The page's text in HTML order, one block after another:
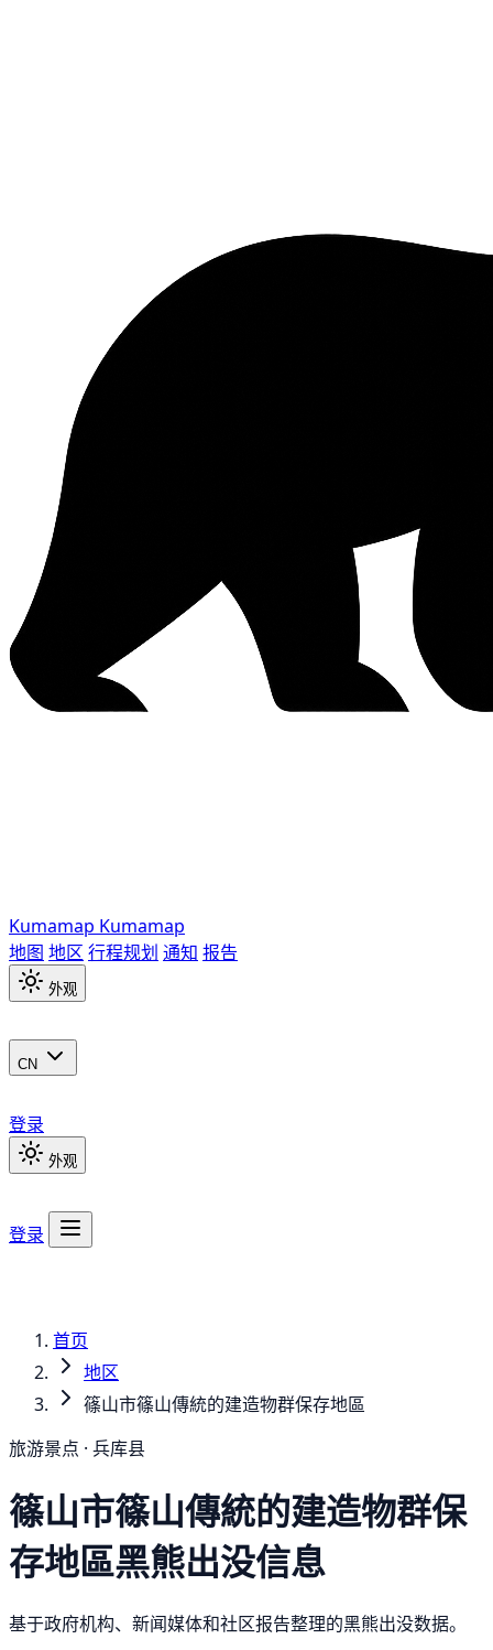
Kumamap Kumamap
地图 地区 行程规划 通知 报告
外观
CN
登录
外观
登录
首页
地区
篠山市篠山傳統的建造物群保存地區
旅游景点 · 兵库县
篠山市篠山傳統的建造物群保
存地區黑熊出没信息
基于政府机构、新闻媒体和社区报告整理的黑熊出没数据。